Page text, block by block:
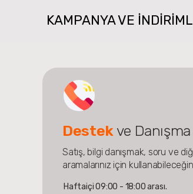
KAMPANYA VE
Destekve Danışma
Satış, bilgi danışmak, soru ve
aramalarınız için
Haftaiçi 09:00 - 18:00 arası.